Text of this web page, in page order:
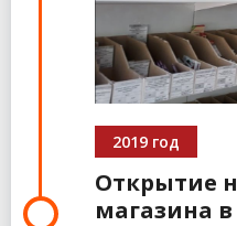
2019 год
Открытие
магазина